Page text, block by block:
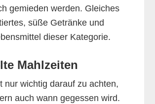
gemieden werden. Gleiches
süße Getränke und
dieser Kategorie.
Mahlzeiten
nur wichtig darauf zu achten,
auch wann gegessen wird.